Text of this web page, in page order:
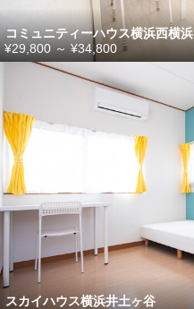
コミュニティーハウス横浜西横浜
¥29,800～¥34,800
スカイハウス横浜井土ヶ谷